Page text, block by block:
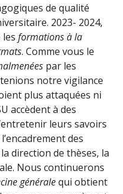
de qualité
2023- 2024,
formations à la
. Comme vous le
par les
notre vigilance
plus attaquées ni
accèdent à des
leurs savoirs
des
direction de thèses, la
Nous continuerons
généralequi obtient